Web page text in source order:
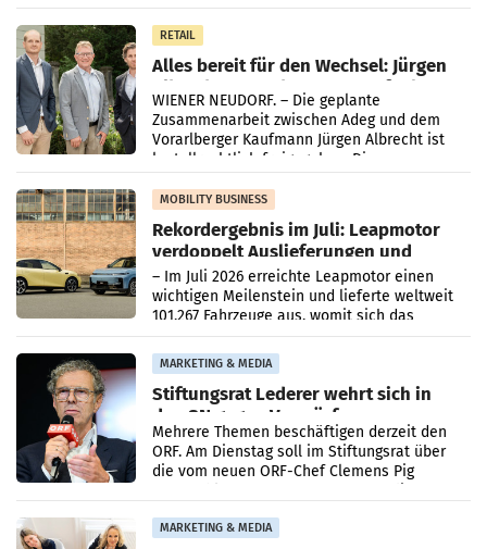
RETAIL
Alles bereit für den Wechsel: Jürgen
Albrecht setzt ab 1.1.2027 auf Adeg
WIENER NEUDORF. – Die geplante
Zusammenarbeit zwischen Adeg und dem
Vorarlberger Kaufmann Jürgen Albrecht ist
kartellrechtlich freigegeben: Die
Bundeswettbewerbsbehörde und der
Bundeskartellanwalt
MOBILITY BUSINESS
Rekordergebnis im Juli: Leapmotor
verdoppelt Auslieferungen und
überschreitet die 100.000er-Marke
– Im Juli 2026 erreichte Leapmotor einen
wichtigen Meilenstein und lieferte weltweit
101.267 Fahrzeuge aus, womit sich das
Ergebnis gegenüber Juli 2025 mehr als
verdoppelte (+102
MARKETING & MEDIA
Stiftungsrat Lederer wehrt sich in
den SN gegen Vorwürfe
Mehrere Themen beschäftigen derzeit den
ORF. Am Dienstag soll im Stiftungsrat über
die vom neuen ORF-Chef Clemens Pig
MARKETING & MEDIA